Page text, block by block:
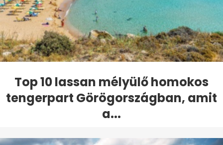
Top 10 lassan mélyülő homokos
tengerpart Görögországban, amit
a...